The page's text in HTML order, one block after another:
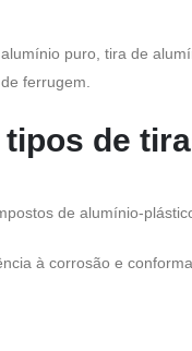
puro, tira de
ferrugem.
de
de alumínio-
à corrosão e